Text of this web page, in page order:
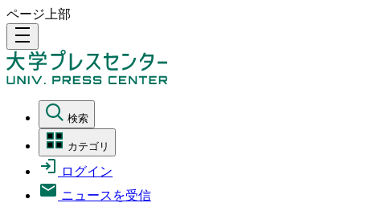
ページ上部
density_medium
検索
カテゴリ
ログイン
ニュースを受信